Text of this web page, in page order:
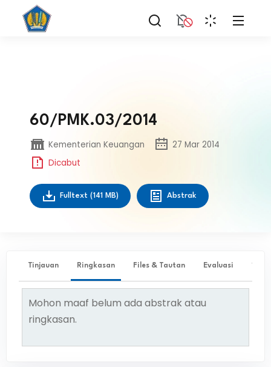
60/PMK.03/2014
Kementerian Keuangan
27 Mar 2014
Dicabut
Fulltext (141 MB) Abstrak
Tinjauan Ringkasan Files & Tautan Evaluasi ✨
Mohon maaf belum ada abstrak atau
ringkasan.